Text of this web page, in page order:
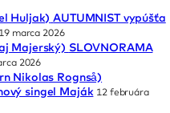
AUTUMNIST vypúšťa
19 marca 2026
SLOVNORAMA
2026
singel Maják 12 februára